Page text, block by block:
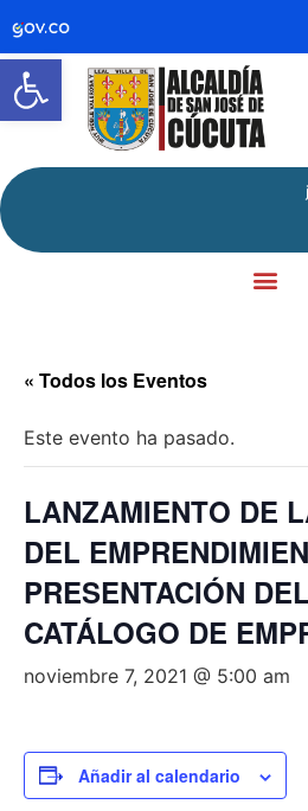
Abrir barra de
« Todos los Eventos
Este evento ha pasado.
LANZAMIENTO DE
DEL
PRESENTACIÓN
CATÁLOGO DE
noviembre 7, 2021 @ 5:00 am
Añadir al calendario